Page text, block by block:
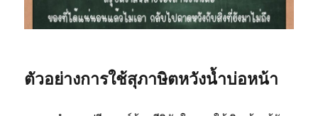
ตัวอย่างการใช้สุภาษิตหวังน้ำบ่อหน้า